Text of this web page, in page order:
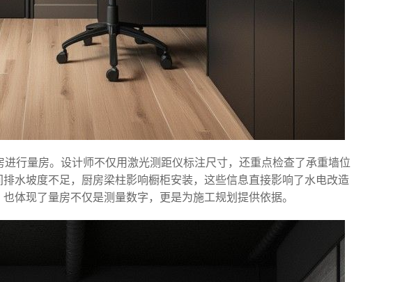
行量房。设计师不仅用激光测距仪标注尺寸，还重点检查了承重墙位
水坡度不足，厨房梁柱影响橱柜安装，这些信息直接影响了水电改造
体现了量房不仅是测量数字，更是为施工规划提供依据。